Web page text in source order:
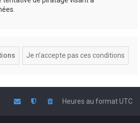
Heures au formatUTC